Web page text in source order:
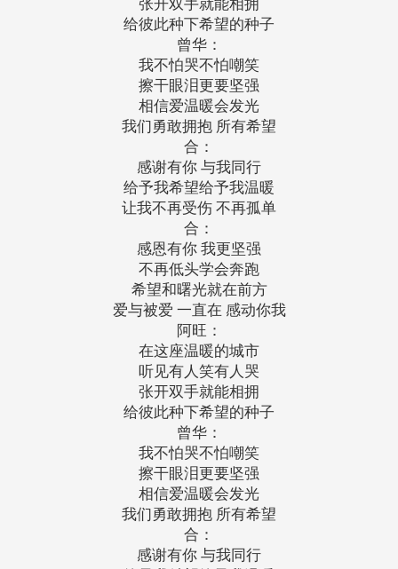
张开双手就能相拥
给彼此种下希望的种子
曾华：
我不怕哭不怕嘲笑
擦干眼泪更要坚强
相信爱温暖会发光
我们勇敢拥抱 所有希望
合：
感谢有你 与我同行
给予我希望给予我温暖
让我不再受伤 不再孤单
合：
感恩有你 我更坚强
不再低头学会奔跑
希望和曙光就在前方
爱与被爱 一直在 感动你我
阿旺：
在这座温暖的城市
听见有人笑有人哭
张开双手就能相拥
给彼此种下希望的种子
曾华：
我不怕哭不怕嘲笑
擦干眼泪更要坚强
相信爱温暖会发光
我们勇敢拥抱 所有希望
合：
感谢有你 与我同行